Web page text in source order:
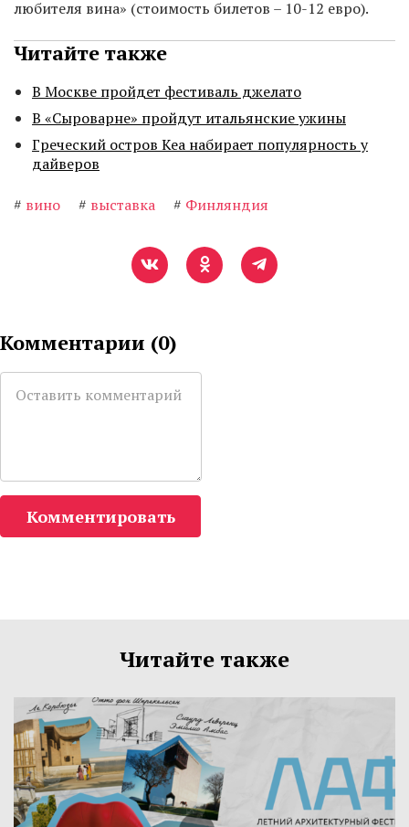
любителя вина» (стоимость билетов – 10-12 евро).
Читайте также
В Москве пройдет фестиваль джелато
В «Сыроварне» пройдут итальянские ужины
Греческий остров Кеа набирает популярность у
дайверов
# вино # выставка # Финляндия
Комментарии (0)
Комментировать
Читайте также